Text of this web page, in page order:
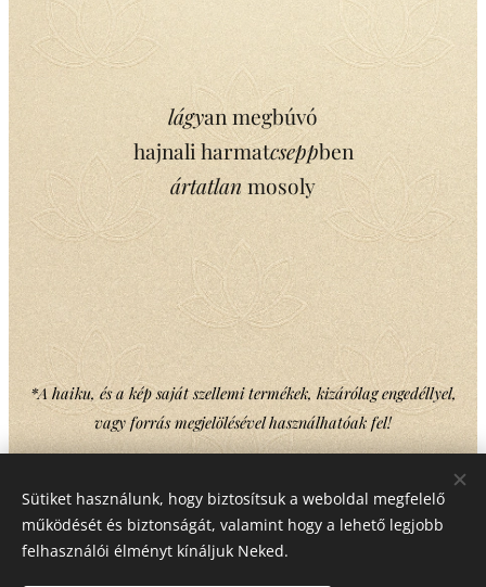
lágyan megbúvó
hajnali harmatcseppben
ártatlan mosoly
*A haiku, és a kép saját szellemi termékek, kizárólag engedéllyel,
vagy forrás megjelölésével használhatóak fel!
Share
Sütiket használunk, hogy biztosítsuk a weboldal megfelelő
működését és biztonságát, valamint hogy a lehető legjobb
felhasználói élményt kínáljuk Neked.